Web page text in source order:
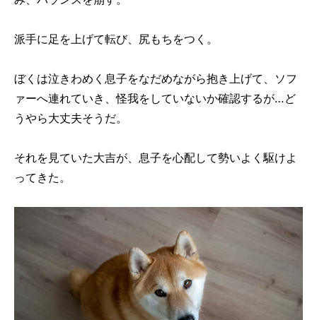
派手に足を上げて転び、尻もちをつく。
ぼくは泣きわめく息子をなだめながら抱き上げて、ソフ
ァーへ連れていき、怪我をしていないか確認するが…ど
うやら大丈夫そうだ。
それを見ていた大吉が、息子を心配して勢いよく駆けよ
ってきた。